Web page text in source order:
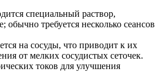
специальный раствор,
требуется несколько сеансов
на сосуды, что приводит к их
от мелких сосудистых сеточек.
токов для улучшения